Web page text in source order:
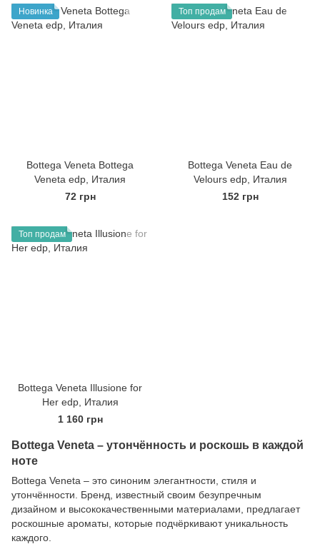
Новинка
Bottega Veneta Bottega
Veneta edp, Италия
72 грн
Топ продам
Bottega Veneta Eau de
Velours edp, Италия
152 грн
Топ продам
Bottega Veneta Illusione for
Her edp, Италия
1 160 грн
Bottega Veneta – утончённость и роскошь в каждой
ноте
Bottega Veneta – это синоним элегантности, стиля и
утончённости. Бренд, известный своим безупречным
дизайном и высококачественными материалами, предлагает
роскошные ароматы, которые подчёркивают уникальность
каждого.